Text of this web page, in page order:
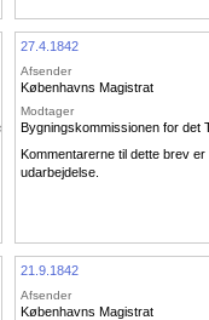
Museum
27.4.1842
Afsender
Københavns Magistrat
Modtager
Bygningskommissionen for det
Kommentarerne til dette brev er
udarbejdelse.
21.9.1842
Afsender
Københavns Magistrat